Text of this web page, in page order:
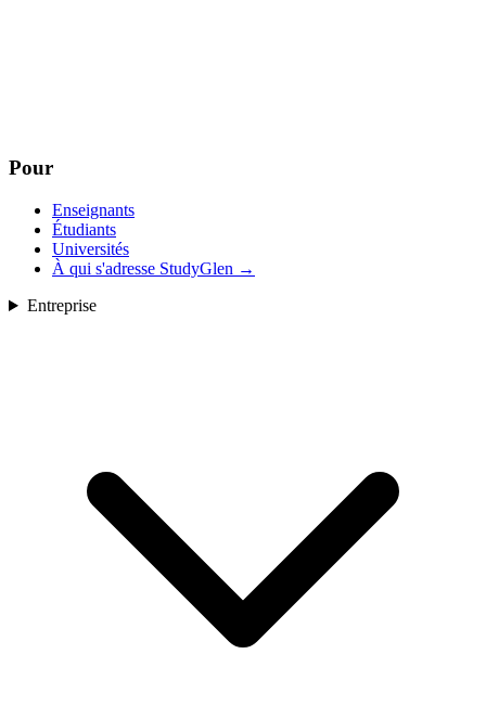
Pour
Enseignants
Étudiants
Universités
À qui s'adresse StudyGlen →
Entreprise